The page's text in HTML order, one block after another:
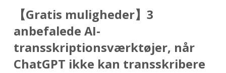
【Gratis muligheder】3
anbefalede AI-
transskriptionsværktøjer, når
ChatGPT ikke kan transskribere